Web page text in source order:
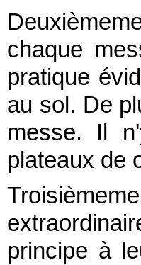
chaque
pratique
au sol. De
messe. Il
plateaux de
principe à